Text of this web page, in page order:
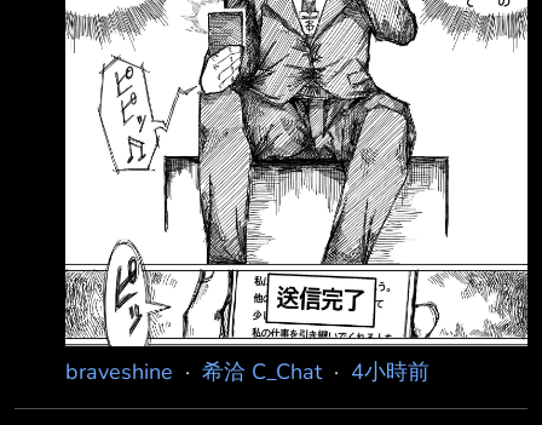
braveshine · 希洽 C_Chat· 4小時前